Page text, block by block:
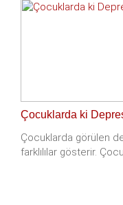
Çocuklarda ki
Çocuklarda görülen
farklılılar gösterir.